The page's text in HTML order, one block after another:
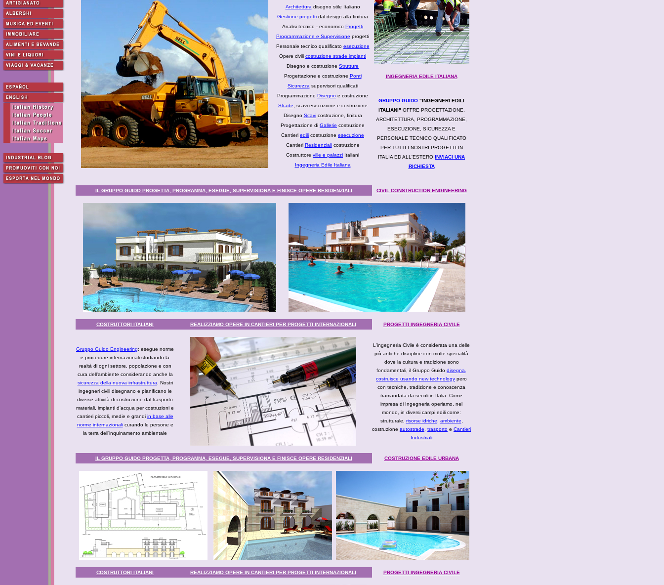
Architettura disegno stile Italiano
Gestione progetti dal design alla finitura
Analisi tecnico - economico Progetti
Programmazione e Supervisione progetti
Personale tecnico qualificato esecuzione
Opere civili costruzione strade impianti
Disegno e costruzione Strutture
Progettazione e costruzione Ponti
Sicurezza supervisori qualificati
Programmazione Disegno e costruzione
Strade , scavi esecuzione e costruzione
Disegno Scavicostruzione, finitura
Progettazione di Gallerie costruzione
Cantieri edili costruzione esecuzione
Cantieri Residenzialicostruzione
Costruttore ville e palazzi Italiani
Ingegneria Edile Italiana
INGEGNERIA EDILE ITALIANA
GRUPPO GUIDO "INGEGNERI EDILI
ITALIANI" OFFRE PROGETTAZIONE,
ARCHITETTURA, PROGRAMMAZIONE,
ESECUZIONE, SICUREZZA E
PERSONALE TECNICO QUALIFICATO
PER TUTTI I NOSTRI PROGETTI IN
ITALIA ED ALL'ESTERO INVIACI UNA
RICHIESTA
IL GRUPPO GUIDO PROGETTA, PROGRAMMA, ESEGUE, SUPERVISIONA E FINISCE OPERE RESIDENZIALI CIVIL CONSTRUCTION ENGINEERING
COSTRUTTORI ITALIANI REALIZZIAMO OPERE IN CANTIERI PER PROGETTI INTERNAZIONALI PROGETTI INGEGNERIA CIVILE
Gruppo Guido Engineering: esegue norme
e procedure internazionali studiando la
realtà di ogni settore, popolazione e con
cura dell'ambiente considerando anche la
sicurezza della nuova infrastruttura . Nostri
ingegneri civili disegnano e pianificano le
diverse attività di costruzione dal trasporto
materiali, impianti d'acqua per costruzioni e
cantieri piccoli, medie e grandi in base alle
norme internazionalicurando le persone e
la terra dell'inquinamento ambientale
L'ingegneria Civile è considerata una delle
più antiche discipline con molte specialità
dove la cultura e tradizione sono
fondamentali, il Gruppo Guido disegna,
costruisce usando new technology pero
con tecniche, tradizione e conoscenza
tramandata da secoli in Italia. Come
impresa di Ingegneria operiamo, nel
mondo, in diversi campi edili come:
strutturale, risorse idriche ambiente
costruzione autostrade trasporto e Cantieri
Industriali
IL GRUPPO GUIDO PROGETTA, PROGRAMMA, ESEGUE, SUPERVISIONA E FINISCE OPERE RESIDENZIALI COSTRUZIONE EDILE URBANA
COSTRUTTORI ITALIANI REALIZZIAMO OPERE IN CANTIERI PER PROGETTI INTERNAZIONALI PROGETTI INGEGNERIA CIVILE